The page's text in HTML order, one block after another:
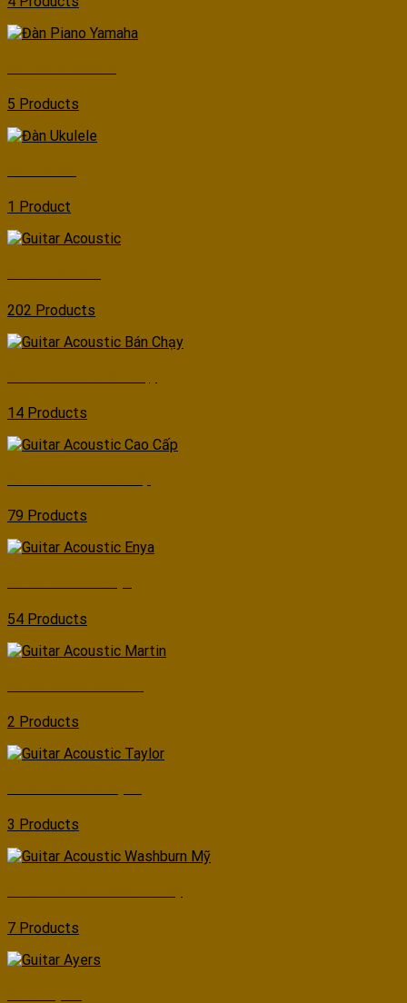
5 Products
1 Product
202 Products
14 Products
79 Products
54 Products
2 Products
3 Products
7 Products